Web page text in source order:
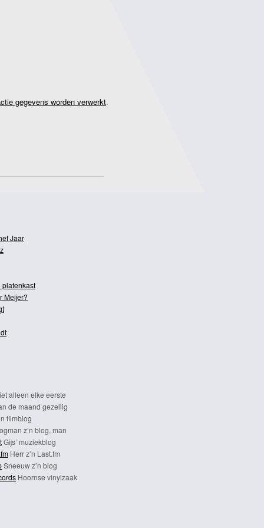
gegevens worden verwerkt.
Jaar
platenkast
Meijer?
alleen elke eerste
de maand gezellig
filmblog
z’n blog, man
Gijs’ muziekblog
Herr z’n Last.fm
Sneeuw z’n blog
Hoornse vinylzaak